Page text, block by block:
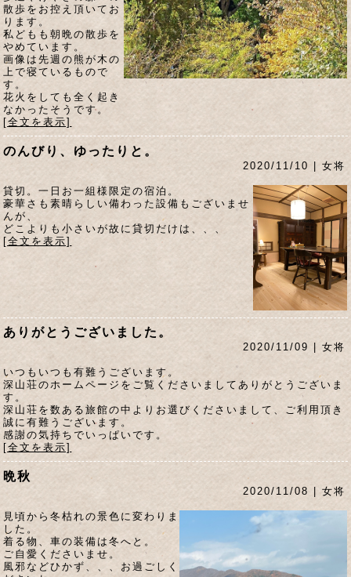
散歩をお控え頂いてお
ります。
私どもも朝晩の散歩を
やめています。
画像は先週の熊が木の
上で寝ているもので
す。
花火をしても全く起き
なかったそうです。
[全文を表示]
のんびり、ゆったりと。
2020/11/10 | 女将
貸切。一日お一組様限定の宿泊。
豪華さも素晴らしい備わった設備もございませ
んが、
どこよりも小さいが故に貸切だけは、、、
[全文を表示]
ありがとうございました。
2020/11/09 | 女将
いつもいつも有難うございます。
深山荘のホームページをご覧くださいましてありがとうございま
す。
深山荘を数ある旅館の中よりお選びくださいまして、ご利用頂き
誠に有難うございます。
感謝の気持ちでいっぱいです。
[全文を表示]
晩秋
2020/11/08 | 女将
見頃から冬枯れの景色に変わりま
した。
着る物、車の装備は冬へと。
ご自愛くださいませ。
風邪などひかず、、、お過ごしく